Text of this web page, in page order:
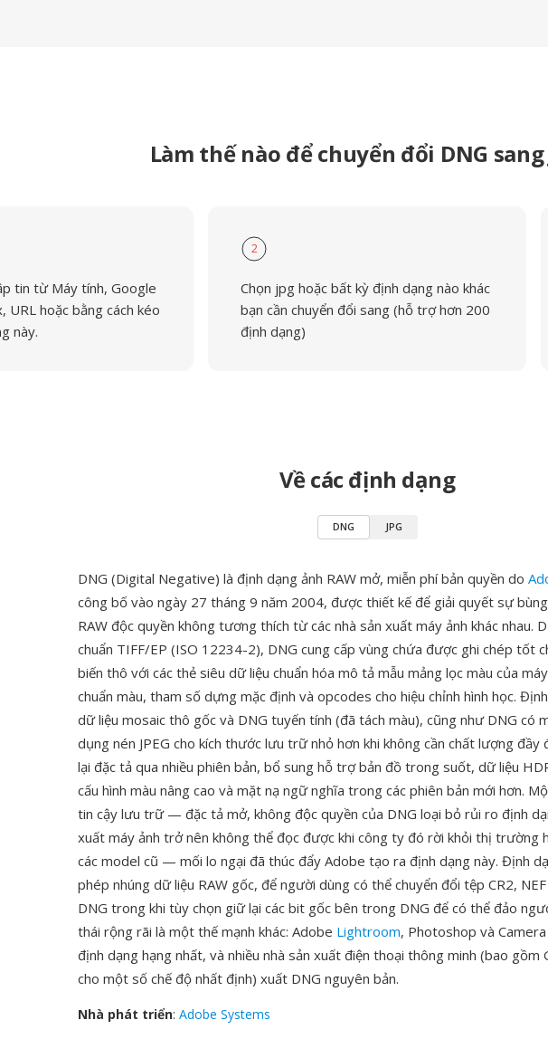
Làm thế nào để chuyển đổi DNG sang
tin từ Máy tính, Google
URL hoặc bằng cách kéo
này.
2
Chọn jpg hoặc bất kỳ định dạng nào khác
bạn cần chuyển đổi sang (hỗ trợ hơn 200
định dạng)
Về các định dạng
DNG JPG
DNG (Digital Negative) là định dạng ảnh RAW mở, miễn phí bản quyền do
công bố vào ngày 27 tháng 9 năm 2004, được thiết kế để giải quyết sự
RAW độc quyền không tương thích từ các nhà sản xuất máy ảnh khác nhau.
chuẩn TIFF/EP (ISO 12234-2), DNG cung cấp vùng chứa được ghi chép tốt
biến thô với các thẻ siêu dữ liệu chuẩn hóa mô tả mẫu mảng lọc màu của
chuẩn màu, tham số dựng mặc định và opcodes cho hiệu chỉnh hình học.
dữ liệu mosaic thô gốc và DNG tuyến tính (đã tách màu), cũng như DNG có
dụng nén JPEG cho kích thước lưu trữ nhỏ hơn khi không cần chất lượng đầy
lại đặc tả qua nhiều phiên bản, bổ sung hỗ trợ bản đồ trong suốt, dữ liệu
cấu hình màu nâng cao và mặt nạ ngữ nghĩa trong các phiên bản mới hơn.
tin cậy lưu trữ — đặc tả mở, không độc quyền của DNG loại bỏ rủi ro định
xuất máy ảnh trở nên không thể đọc được khi công ty đó rời khỏi thị trường
các model cũ — mối lo ngại đã thúc đẩy Adobe tạo ra định dạng này. Định
phép nhúng dữ liệu RAW gốc, để người dùng có thể chuyển đổi tệp CR2,
DNG trong khi tùy chọn giữ lại các bit gốc bên trong DNG để có thể đảo
thái rộng rãi là một thế mạnh khác: Adobe Lightroom, Photoshop và
định dạng hạng nhất, và nhiều nhà sản xuất điện thoại thông minh (bao gồm
cho một số chế độ nhất định) xuất DNG nguyên bản.
Nhà phát triển: Adobe Systems